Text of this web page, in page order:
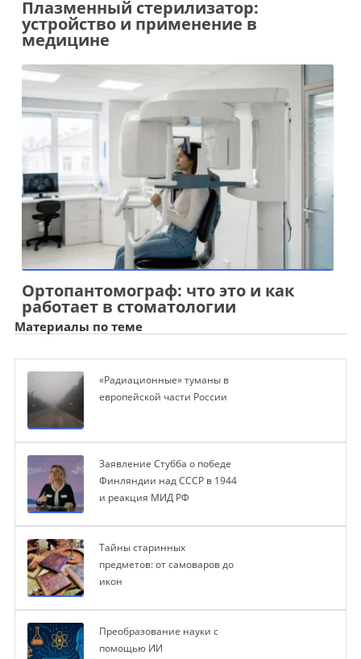
Плазменный стерилизатор:
устройство и применение в
медицине
Ортопантомограф: что это и как
работает в стоматологии
Материалы по теме
«Радиационные» туманы в
европейской части России
Заявление Стубба о победе
Финляндии над СССР в 1944
и реакция МИД РФ
Тайны старинных
предметов: от самоваров до
икон
Преобразование науки с
помощью ИИ